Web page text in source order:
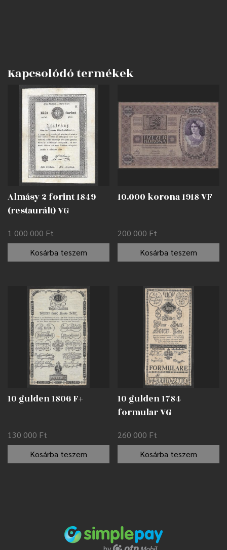
Kapcsolódó termékek
Almásy 2 forint 1849
(restaurált) VG
1 000 000 Ft
Kosárba teszem
10.000 korona 1918 VF
200 000 Ft
Kosárba teszem
10 gulden 1806 F+
130 000 Ft
Kosárba teszem
10 gulden 1784
formular VG
260 000 Ft
Kosárba teszem